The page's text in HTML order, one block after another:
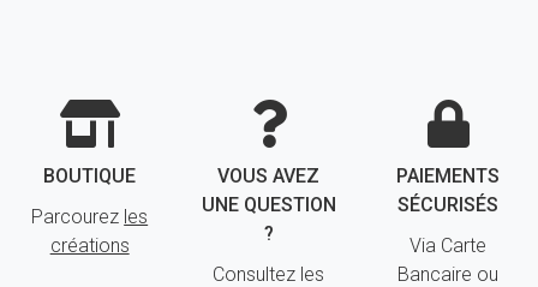
BOUTIQUE
Parcourez les
créations
VOUS AVEZ
UNE QUESTION
?
Consultez les
PAIEMENTS
SÉCURISÉS
Via Carte
Bancaire ou